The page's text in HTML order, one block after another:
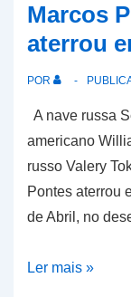
o
Dia
Marcos
aterrou
POR
A nave russa
americano
russo Valery
Pontes aterrou
de Abril, no
Marcos
Ler mais »